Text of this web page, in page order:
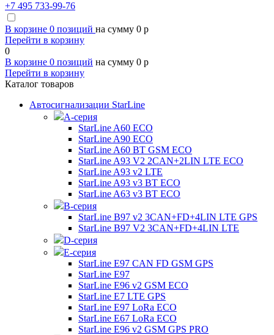
+7 495 733-99-76
В корзине 0 позиций на сумму 0 p
Перейти в корзину
0
В корзине 0 позиций на сумму 0 p
Перейти в корзину
Каталог товаров
Автосигнализации StarLine
А-серия
StarLine A60 ECO
StarLine A90 ECO
StarLine A60 BT GSM ECO
StarLine A93 V2 2CAN+2LIN LTE ECO
StarLine A93 v2 LTE
StarLine A93 v3 BT ECO
StarLine A63 v3 BT ECO
B-серия
StarLine B97 v2 3CAN+FD+4LIN LTE GPS
StarLine B97 V2 3CAN+FD+4LIN LTE
D-серия
E-серия
StarLine E97 CAN FD GSM GPS
StarLine E97
StarLine E96 v2 GSM ECO
StarLine E7 LTE GPS
StarLine E97 LoRa ECO
StarLine E67 LoRa ECO
StarLine E96 v2 GSM GPS PRO